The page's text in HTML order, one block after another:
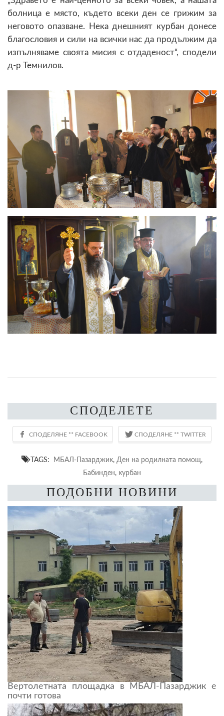
болница е място, където всеки ден се грижим за
неговото опазване. Нека днешният курбан донесе
благословия и сили на всички нас да продължим да
изпълняваме своята мисия с отдаденост“, сподели
д-р Темнилов.
СПОДЕЛЕТЕ
TAGS: МБАЛ-Пазарджик, Ден на родилната помощ,
Бабинден, курбан
ПОДОБНИ НОВИНИ
Вертолетната площадка в МБАЛ-Пазарджик е
почти готова